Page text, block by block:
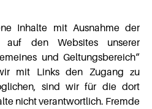
Inhalte mit Ausnahme der
auf den Websites unserer
und Geltungsbereich“
mit Links den Zugang zu
sind wir für die dort
nicht verantwortlich. Fremde